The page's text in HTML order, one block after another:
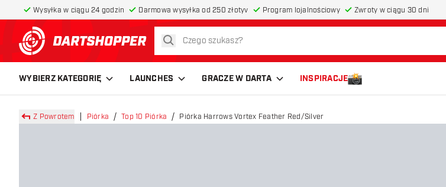
Wysyłka w ciągu 24 godzin Darmowa wysyłka od 250 złotyv Program lojalnościowy Zwroty w ciągu 30 dni
powrót do strony głównej
szukaj
WYBIERZ KATEGORIĘ LAUNCHES GRACZE W DARTA INSPIRACJE
Z Powrotem Piórka Top 10 Piórka Piórka Harrows Vortex Feather Red/Silver